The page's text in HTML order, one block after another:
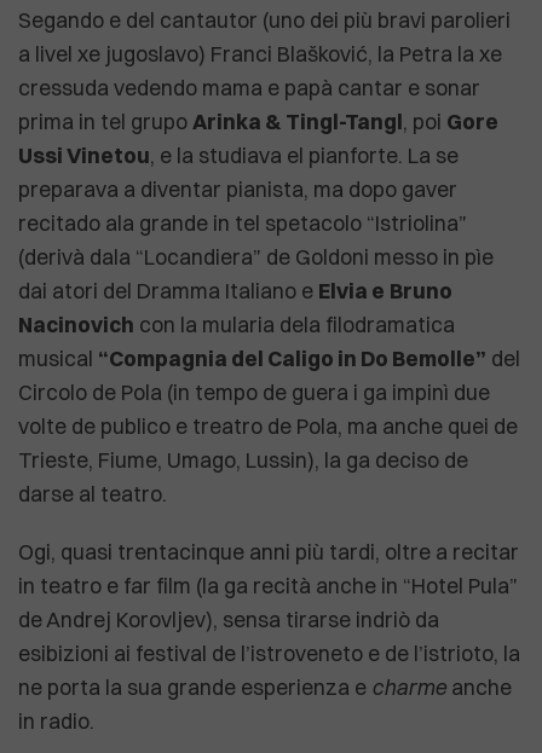
Segando e del cantautor (uno dei più bravi parolieri
a livel xe jugoslavo) Franci Blašković, la Petra la xe
cressuda vedendo mama e papà cantar e sonar
prima in tel grupo Arinka & Tingl-Tangl, poi Gore
Ussi Vinetou, e la studiava el pianforte. La se
preparava a diventar pianista, ma dopo gaver
recitado ala grande in tel spetacolo “Istriolina”
(derivà dala “Locandiera” de Goldoni messo in pìe
dai atori del Dramma Italiano e Elvia e Bruno
Nacinovich con la mularia dela filodramatica
musical “Compagnia del Caligo in Do Bemolle” del
Circolo de Pola (in tempo de guera i ga impinì due
volte de publico e treatro de Pola, ma anche quei de
Trieste, Fiume, Umago, Lussin), la ga deciso de
darse al teatro.
Ogi, quasi trentacinque anni più tardi, oltre a recitar
in teatro e far film (la ga recità anche in “Hotel Pula”
de Andrej Korovljev), sensa tirarse indriò da
esibizioni ai festival de l’istroveneto e de l’istrioto, la
ne porta la sua grande esperienza e charme anche
in radio.